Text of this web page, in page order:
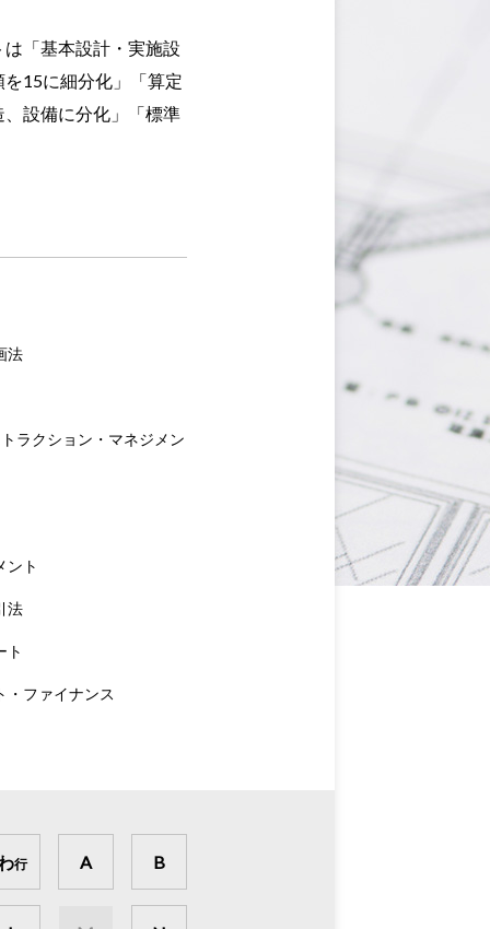
「基本設計・実施設
15に細分化」「算定
設備に分化」「標準
法
ラクション・マネジメン
ント
法
ト
・ファイナンス
行 A B